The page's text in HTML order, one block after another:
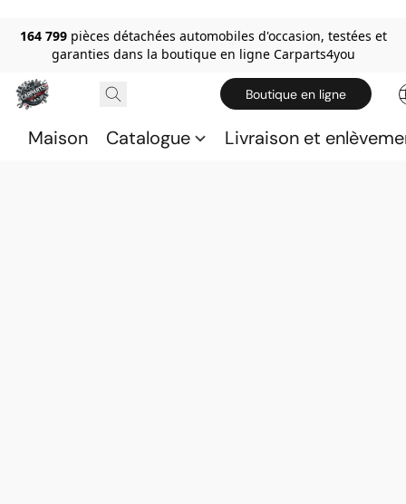
164 799 pièces détachées automobiles d'occasion, testées et
garanties dans la boutique en ligne Carparts4you
Boutique en ligne
Maison Catalogue Livraison et